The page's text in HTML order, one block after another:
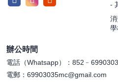
-
辦公時間
電話（Whatsapp）：
電郵：69903035mc@gmail.com